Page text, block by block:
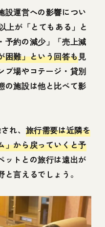
設運営への影響につい
上が「とてもある」と
予約の減少」「売上減
困難」という回答も見
プ場やコテージ・貸別
の施設は他と比べて影
れ、 旅行需要は近隣を
」から戻っていくと予
ットとの旅行は遠出が
言えるでしょう。